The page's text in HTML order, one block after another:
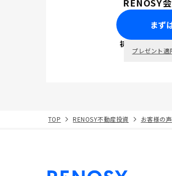
まず
初回面談で
プレゼント適
TOP RENOSY不動産投資 お客様の声